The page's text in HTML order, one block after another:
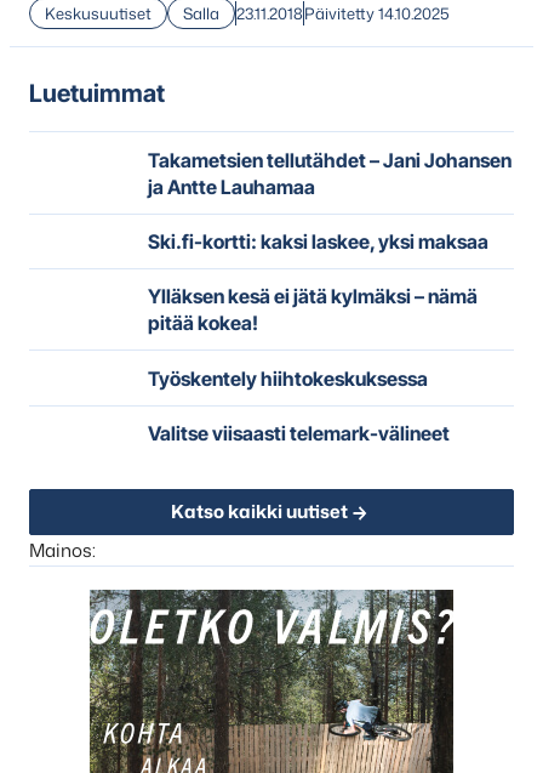
Keskusuutiset Salla 23.11.2018Päivitetty 14.10.2025
Luetuimmat
Takametsien tellutähdet – Jani Johansen
ja Antte Lauhamaa
Ski.fi-kortti: kaksi laskee, yksi maksaa
Ylläksen kesä ei jätä kylmäksi – nämä
pitää kokea!
Työskentely hiihtokeskuksessa
Valitse viisaasti telemark-välineet
Katso kaikki uutiset
Mainos: